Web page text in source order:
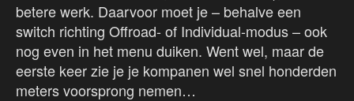
betere werk. Daarvoor moet je – behalve een
switch richting Offroad- of Individual-modus – ook
nog even in het menu duiken. Went wel, maar de
eerste keer zie je je kompanen wel snel honderden
meters voorsprong nemen…